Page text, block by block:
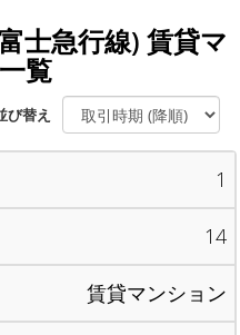
士急行線) 賃貸マ
覧
び替え
1
14
賃貸マンション